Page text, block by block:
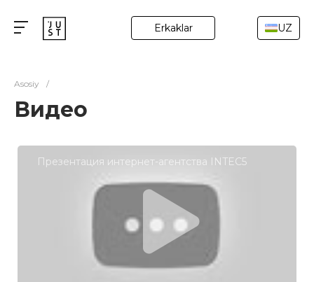
Erkaklar UZ
Asosiy /
Видео
Презентация интернет-агентства INTEC5